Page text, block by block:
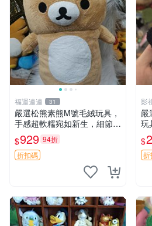
福運連連 31
嚴選松熊素熊M號毛絨玩具，
手感超軟糯宛如新生，細節精
緻完美無瑕，推薦送禮或珍
藏，中古狀態保養得宜。 松
熊 素熊 毛絨doll
$929 94折
折扣碼
影
嚴
玩
版
$
折